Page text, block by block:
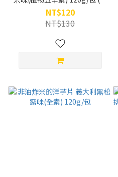
期 : 2026.10)
NT$120
NT$130